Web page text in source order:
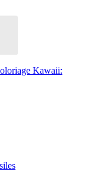
Kawaii: